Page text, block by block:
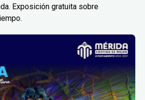
Exposición gratuita sobre